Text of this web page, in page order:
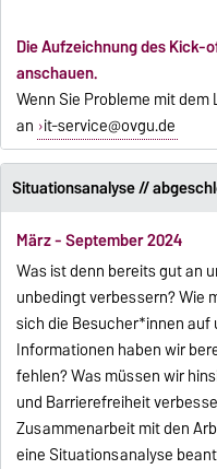
Die Aufzeichnung des Kick-
anschauen.
Wenn Sie Probleme mit dem
an it-service@ovgu.de
Situationsanalyse //
März - September 2024
Was ist denn bereits gut an
unbedingt verbessern? Wie
sich die Besucher*innen auf
Informationen haben wir
fehlen? Was müssen wir
und Barrierefreiheit
Zusammenarbeit mit den
eine Situationsanalyse